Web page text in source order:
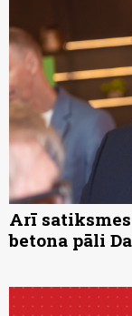
Arī
betona pāli